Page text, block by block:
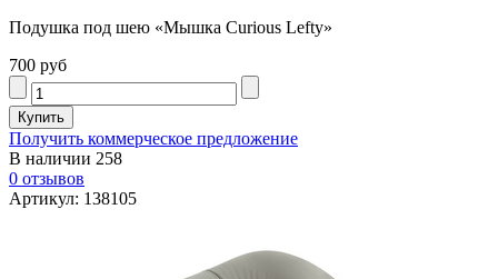
Подушка под шею «Мышка Curious Lefty»
700 руб
Получить коммерческое предложение
В наличии 258
0 отзывов
Артикул: 138105